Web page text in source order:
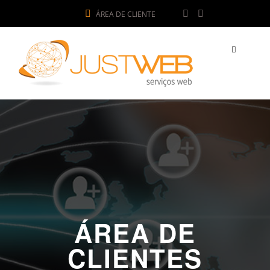
ÁREA DE CLIENTE
ÁREA DE
CLIENTES